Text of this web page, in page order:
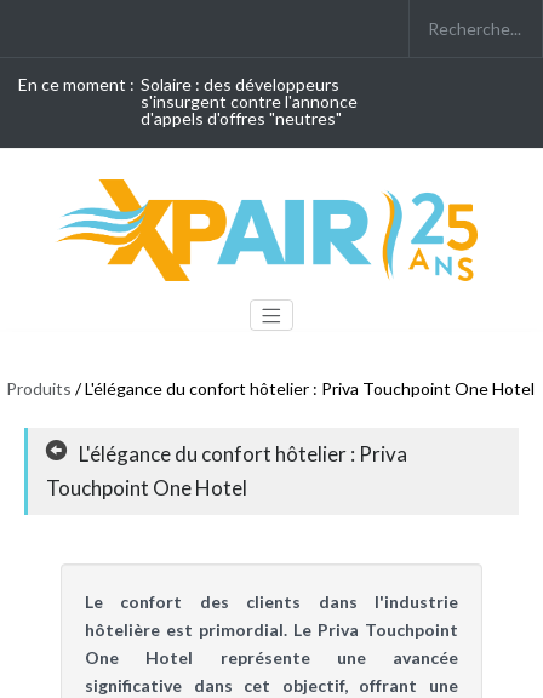
En ce moment : Solaire : des développeurs
s'insurgent contre l'annonce
d'appels d'offres "neutres"
Produits / L'élégance du confort hôtelier : Priva Touchpoint One Hotel
L'élégance du confort hôtelier : Priva
Touchpoint One Hotel
Le confort des clients dans l'industrie
hôtelière est primordial. Le Priva Touchpoint
One Hotel représente une avancée
significative dans cet objectif, offrant une